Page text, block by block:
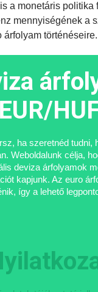
a monetáris politika
mennyiségének a
árfolyam történéseire.
EUR/
ha szeretnéd tudni,
Weboldalunk célja,
deviza árfolyamok
kapjunk. Az euro
így a lehető